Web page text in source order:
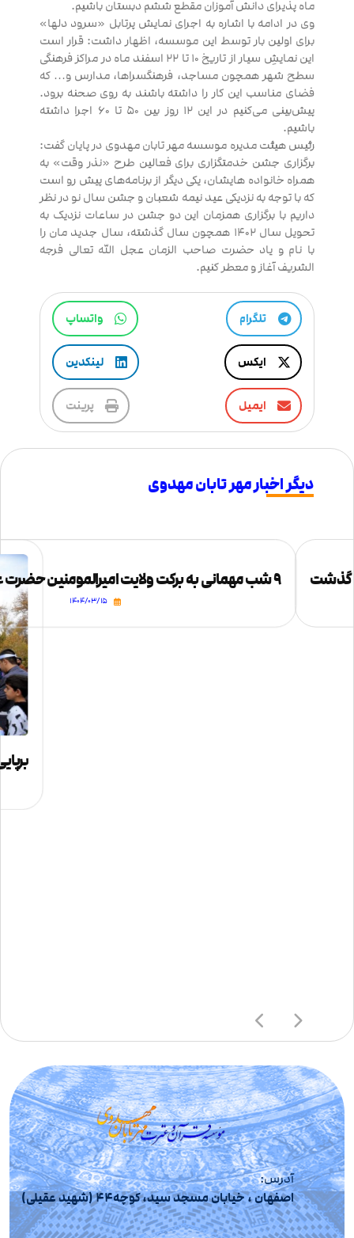
ماه پذیرای دانش آموزان مقطع ششم دبستان باشیم.
وی در ادامه با اشاره به اجرای نمایش پرتابل «سرود دلها»
برای اولین بار توسط این موسسه، اظهار داشت: قرار است
این نمایشِ سیار از تاریخ ۱۰ تا ۲۲ اسفند ماه در مراکز فرهنگی
سطح شهر همچون مساجد، فرهنگسراها، مدارس و… که
فضای مناسب این کار را داشته باشند به روی صحنه برود.
پیش‌بینی می‌کنیم در این ۱۲ روز بین ۵۰ تا ۶۰ اجرا داشته
باشیم.
رئیس هیئت مدیره موسسه مهر تابان مهدوی در پایان گفت:
برگزاری جشن خدمتگزاری برای فعالین طرح «نذر وقت» به
همراه خانواده هایشان، یکی دیگر از برنامه‌های پیش رو است
که با توجه به نزدیکی عید نیمه شعبان و جشن سال نو در نظر
داریم با برگزاری همزمان این دو جشن در ساعات نزدیک به
تحویل سال ۱۴۰۲ همچون سال گذشته، سال جدید مان را
با نام و یاد حضرت صاحب الزمان عجل الله تعالی فرجه
الشریف آغاز و معطر کنیم.
تلگرام واتساپ
ایکس لینکدین
ایمیل پرینت
دیگر اخبار مهر تابان مهدوی
۹ شب مهمانی به برکت ولایت امیرالمومنین حضرت علی علیه السلام
۱۴۰۴/۰۳/۱۵
گذشت
آدرس:
اصفهان ، خیابان مسجد سید، کوچه44 (شهید عقیلی)